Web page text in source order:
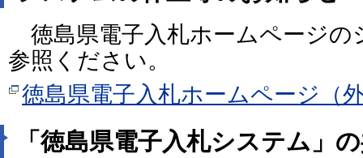
徳島県電子入札ホームページの
参照ください。
徳島県電子入札ホームページ（
「徳島県電子入札システム」